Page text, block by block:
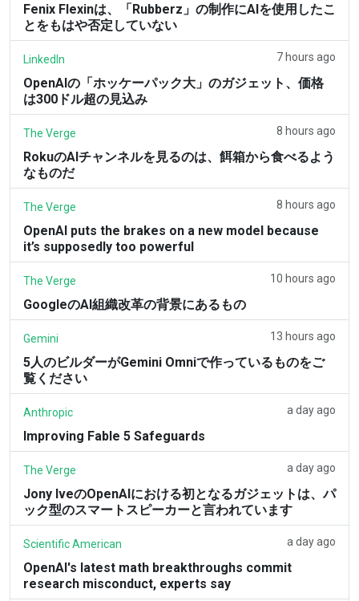
Fenix Flexinは、「Rubberz」の制作にAIを使用したこ
とをもはや否定していない
LinkedIn 7 hours ago
OpenAIの「ホッケーパック大」のガジェット、価格
は300ドル超の見込み
The Verge 8 hours ago
RokuのAIチャンネルを見るのは、餌箱から食べるよう
なものだ
The Verge 8 hours ago
OpenAI puts the brakes on a new model because
it’s supposedly too powerful
The Verge 10 hours ago
GoogleのAI組織改革の背景にあるもの
Gemini 13 hours ago
5人のビルダーがGemini Omniで作っているものをご
覧ください
Anthropic a day ago
Improving Fable 5 Safeguards
The Verge a day ago
Jony IveのOpenAIにおける初となるガジェットは、パ
ック型のスマートスピーカーと言われています
Scientific American a day ago
OpenAI's latest math breakthroughs commit
research misconduct, experts say